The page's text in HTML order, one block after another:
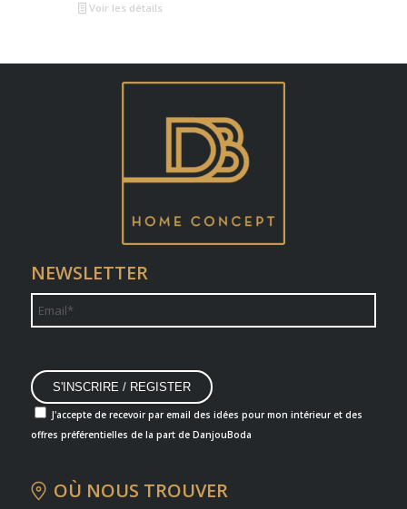
Voir les détails
NEWSLETTER
J'accepte de recevoir par email des idées pour mon intérieur et des
offres préférentielles de la part de DanjouBoda
OÙ NOUS TROUVER